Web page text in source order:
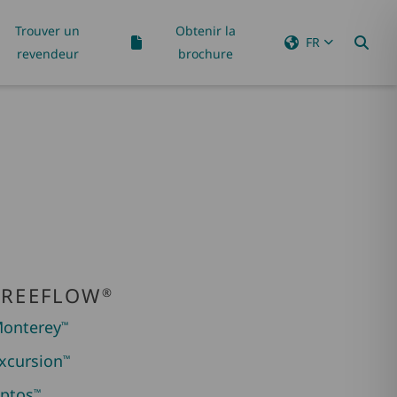
Trouver un
revendeur
Obtenir la
brochure
FR
®
™
™
™